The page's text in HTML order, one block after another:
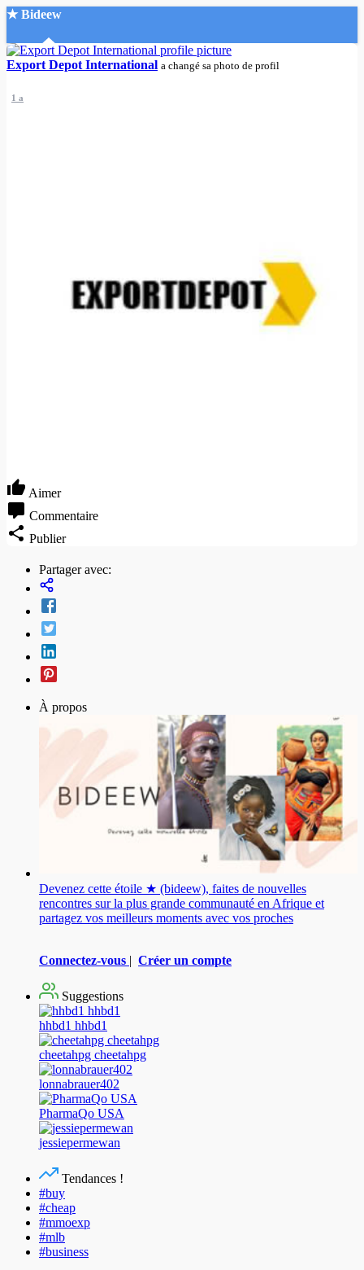
★ Bideew
Accueil
Export Depot International a changé sa photo de profil
1 a
Aimer
Commentaire
Publier
Partager avec:
À propos
Devenez cette étoile ★ (bideew), faites de nouvelles
rencontres sur la plus grande communauté en Afrique et
partagez vos meilleurs moments avec vos proches
Connectez-vous | Créer un compte
Suggestions
hhbd1 hhbd1
cheetahpg cheetahpg
lonnabrauer402
PharmaQo USA
jessiepermewan
Tendances !
#buy
#cheap
#mmoexp
#mlb
#business